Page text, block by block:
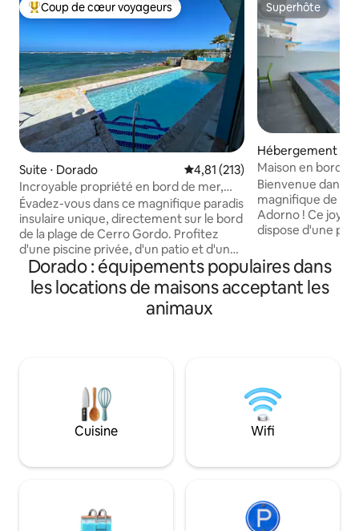
Coups de cœur voyageurs les plus appréciés
Coup de cœur voyageurs
Suite ⋅ Dorado Évaluation moyenne sur la
4,81 (213)
Incroyable propriété en bord de mer,
une oasis pour les couples
Évadez-vous dans ce magnifique paradis
insulaire unique, directement sur le bord
de la plage de Cerro Gordo. Profitez
d'une piscine privée, d'un patio et d'une
vue sur l'océan depuis le confort de
notre terrasse en bord de mer. Salle de
bain privée pour personnes à mobilité
réduite, réfrigérateur-congélateur, four
surf et zone de baignade juste devant la
porte de notre jardin ! (Selon la saison et
les conditions climatiques)
Superhôte
Superhôte
Hébergement ⋅
vo
Maison en bord
débordement
Bienvenue dans
magnifique de la
Adorno ! Ce
dispose d'une
sur la mer des
ville balnéaire
Vega Baja, la ville
Casa Adorno.
nous retrouver
@ILOVESOBE !
Dorado : équipements populaires dans
les locations de maisons acceptant les
animaux
Cuisine Wifi